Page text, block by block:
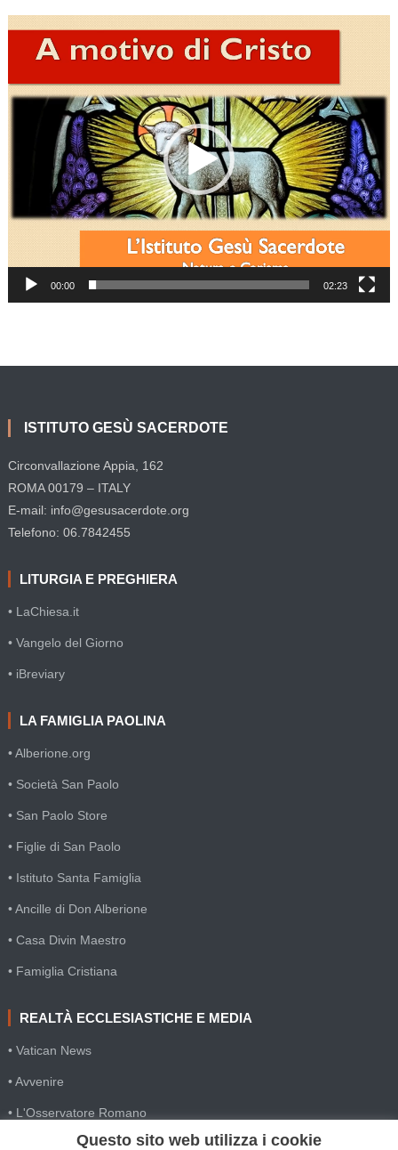
Player
00:00 02:23
ISTITUTO GESÙ SACERDOTE
Circonvallazione Appia, 162
ROMA 00179 – ITALY
E-mail: info@gesusacerdote.org
Telefono: 06.7842455
LITURGIA E PREGHIERA
• LaChiesa.it
• Vangelo del Giorno
• iBreviary
LA FAMIGLIA PAOLINA
• Alberione.org
• Società San Paolo
• San Paolo Store
• Figlie di San Paolo
• Istituto Santa Famiglia
• Ancille di Don Alberione
• Casa Divin Maestro
• Famiglia Cristiana
REALTÀ ECCLESIASTICHE E MEDIA
• Vatican News
• Avvenire
• L'Osservatore Romano
• SIR Agenzia d'informazione
Questo sito web utilizza i cookie